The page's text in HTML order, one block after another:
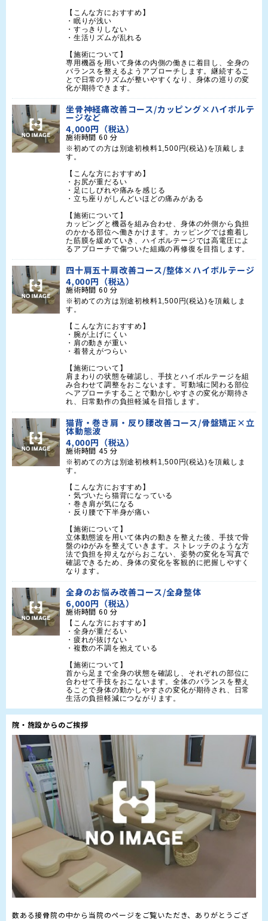
【こんな方におすすめ】
・眠りが浅い
・すっきりしない
・生活リズムが乱れる
【施術について】
専用機器を用いて身体の内側の働きに着目し、全身の
バランスを整えるようアプローチします。継続するこ
とで日常のリズムが整いやすくなり、身体の巡りの変
化が期待できます。
坐骨神経痛改善コース/カッピング×ハイボルテ
ージなど
4,000円（税込）
施術時間 60 分
※初めての方は別途初検料1,500円(税込)を頂戴しま
す。
【こんな方におすすめ】
・お尻が重だるい
・足にしびれや痛みを感じる
・立ち座りがしんどいほどの痛みがある
【施術について】
カッピングと機器を組み合わせ、身体の外側から負担
のかかる部位へ働きかけます。カッピングでは癒着し
た筋膜を緩めていき、ハイボルテージでは高電圧によ
るアプローチで傷ついた組織の再修復を目指します。
四十肩五十肩改善コース/整体×ハイボルテージ
4,000円（税込）
施術時間 60 分
※初めての方は別途初検料1,500円(税込)を頂戴しま
す。
【こんな方におすすめ】
・腕が上げにくい
・肩の動きが重い
・着替えがつらい
【施術について】
肩まわりの状態を確認し、手技とハイボルテージを組
み合わせて調整をおこないます。可動域に関わる部位
へアプローチすることで動かしやすさの変化が期待さ
れ、日常動作の負担軽減を目指します。
猫背・巻き肩・反り腰改善コース/骨盤矯正×立
体動態波
4,000円（税込）
施術時間 45 分
※初めての方は別途初検料1,500円(税込)を頂戴しま
す。
【こんな方におすすめ】
・気づいたら猫背になっている
・巻き肩が気になる
・反り腰で下半身が痛い
【施術について】
立体動態波を用いて体内の動きを整えた後、手技で骨
盤のゆがみを整えていきます。ストレッチのような方
法で負担を抑えながらおこない、姿勢の変化を写真で
確認できるため、身体の変化を客観的に把握しやすく
なります。
全身のお悩み改善コース/全身整体
6,000円（税込）
施術時間 60 分
【こんな方におすすめ】
・全身が重だるい
・疲れが抜けない
・複数の不調を抱えている
【施術について】
首から足まで全身の状態を確認し、それぞれの部位に
合わせて手技をおこないます。全体のバランスを整え
ることで身体の動かしやすさの変化が期待され、日常
生活の負担軽減につながります。
院・施設からのご挨拶
数ある接骨院の中から当院のページをご覧いただき、ありがとうござ